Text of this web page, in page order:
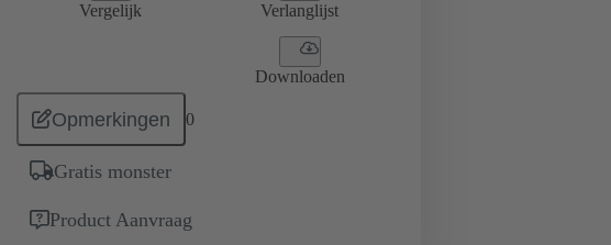
Vergelijk Verlanglijst
Downloaden
Opmerkingen 0
Gratis monster
Product Aanvraag